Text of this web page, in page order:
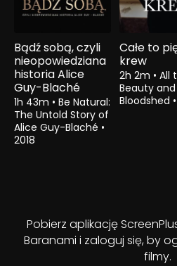
Bądź sobą, czyli
nieopowiedziana
historia Alice
Guy-Blaché
1h 43m • Be Natural:
The Untold Story of
Alice Guy-Blaché •
2018
Całe to
krew
2h 2m • All
Beauty
Bloodshed •
Pobierz aplikację
Baranami i zaloguj się, by
filmy.